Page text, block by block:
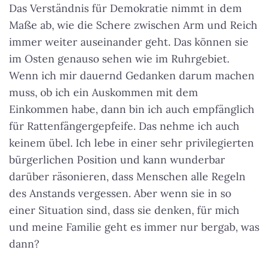
Das Verständnis für Demokratie nimmt in dem
Maße ab, wie die Schere zwischen Arm und Reich
immer weiter auseinander geht. Das können sie
im Osten genauso sehen wie im Ruhrgebiet.
Wenn ich mir dauernd Gedanken darum machen
muss, ob ich ein Auskommen mit dem
Einkommen habe, dann bin ich auch empfänglich
für Rattenfängergepfeife. Das nehme ich auch
keinem übel. Ich lebe in einer sehr privilegierten
bürgerlichen Position und kann wunderbar
darüber räsonieren, dass Menschen alle Regeln
des Anstands vergessen. Aber wenn sie in so
einer Situation sind, dass sie denken, für mich
und meine Familie geht es immer nur bergab, was
dann?